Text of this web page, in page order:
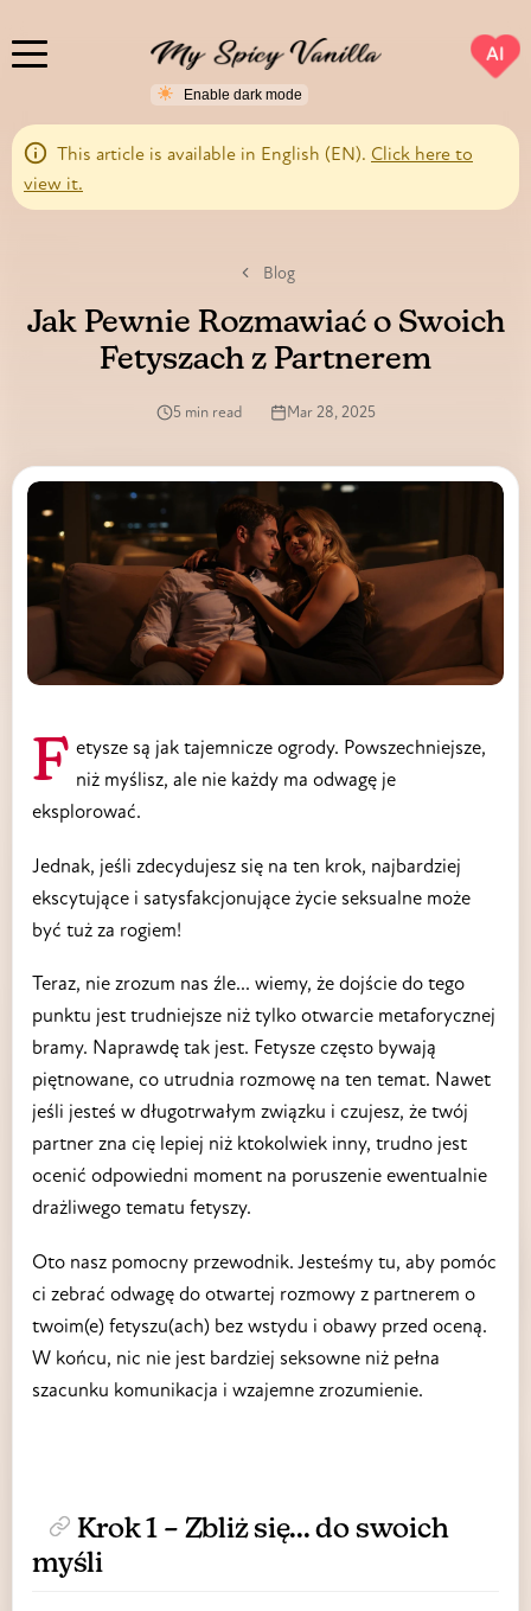
AI
This article is available in English (EN). Click here to
view it.
Blog
Jak Pewnie Rozmawiać o Swoich
Fetyszach z Partnerem
5 min read Mar 28, 2025
Fetysze są jak tajemnicze ogrody. Powszechniejsze, niż myślisz, ale nie każdy ma odwagę je
eksplorować.
Jednak, jeśli zdecydujesz się na ten krok, najbardziej
ekscytujące i satysfakcjonujące życie seksualne może
być tuż za rogiem!
Teraz, nie zrozum nas źle... wiemy, że dojście do tego
punktu jest trudniejsze niż tylko otwarcie metaforycznej
bramy. Naprawdę tak jest. Fetysze często bywają
piętnowane, co utrudnia rozmowę na ten temat. Nawet
jeśli jesteś w długotrwałym związku i czujesz, że twój
partner zna cię lepiej niż ktokolwiek inny, trudno jest
ocenić odpowiedni moment na poruszenie ewentualnie
drażliwego tematu fetyszy.
Oto nasz pomocny przewodnik. Jesteśmy tu, aby pomóc
ci zebrać odwagę do otwartej rozmowy z partnerem o
twoim(e) fetyszu(ach) bez wstydu i obawy przed oceną.
W końcu, nic nie jest bardziej seksowne niż pełna
szacunku komunikacja i wzajemne zrozumienie.
Krok 1 – Zbliż się... do swoich
myśli